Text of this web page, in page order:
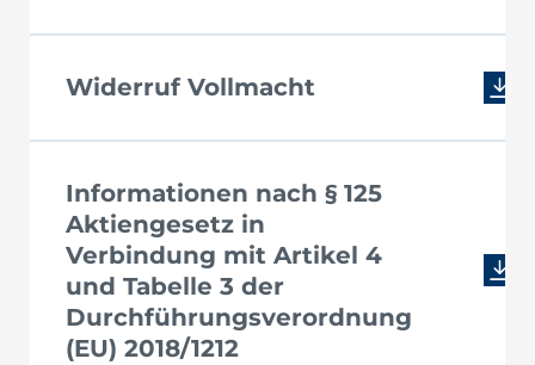
Widerruf Vollmacht
Informationen nach § 125
Aktiengesetz in
Verbindung mit Artikel 4
und Tabelle 3 der
Durchführungsverordnung
(EU) 2018/1212